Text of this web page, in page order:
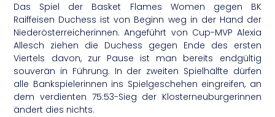
Das Spiel der Basket Flames Women gegen BK
Raiffeisen Duchess ist von Beginn weg in der Hand der
Niederösterreicherinnen. Angeführt von Cup-MVP Alexia
Allesch ziehen die Duchess gegen Ende des ersten
Viertels davon, zur Pause ist man bereits endgültig
souverän in Führung. In der zweiten Spielhälfte dürfen
alle Bankspielerinnen ins Spielgeschehen eingreifen, an
dem verdienten 75:53-Sieg der Klosterneuburgerinnen
ändert dies nichts.